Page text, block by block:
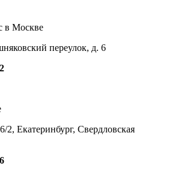
в Москве
переулок, д. 6
2, Екатеринбург, Свердловская